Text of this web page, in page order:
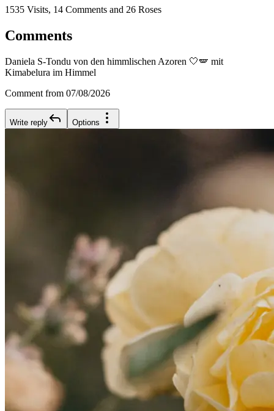
1535 Visits, 14 Comments and 26 Roses
Comments
Daniela S-Tondu von den himmlischen Azoren 🤍🪽 mit
Kimabelura im Himmel
Comment from 07/08/2026
Write reply Options